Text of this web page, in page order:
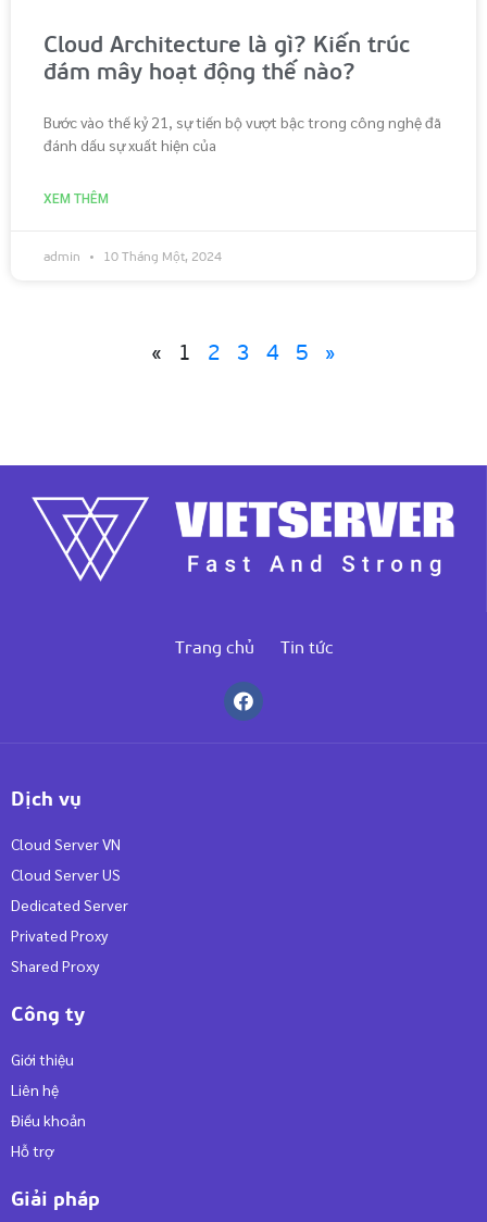
Cloud Architecture là gì? Kiến trúc
đám mây hoạt động thế nào?
Bước vào thế kỷ 21, sự tiến bộ vượt bậc trong công nghệ đã
đánh dấu sự xuất hiện của
XEM THÊM
admin 10 Tháng Một, 2024
« 1 2 3 4 5 »
Trang chủ Tin tức
Dịch vụ
Cloud Server VN
Cloud Server US
Dedicated Server
Privated Proxy
Shared Proxy
Công ty
Giới thiệu
Liên hệ
Điều khoản
Hỗ trợ
Giải pháp